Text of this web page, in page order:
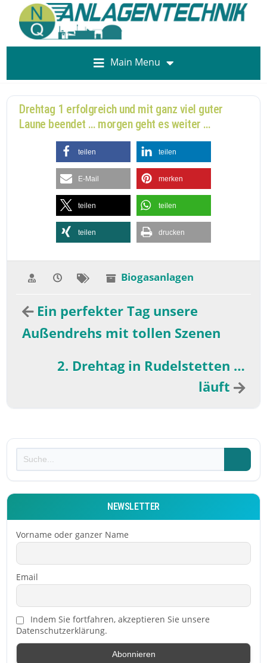
Main Menu
Drehtag 1 erfolgreich und mit ganz viel guter
Laune beendet … morgen geht es weiter …
teilen teilen
E-Mail merken
teilen teilen
teilen drucken
Biogasanlagen
Ein perfekter Tag unsere
Außendrehs mit tollen Szenen
2. Drehtag in Rudelstetten …
läuft
NEWSLETTER
Vorname oder ganzer Name
Email
Indem Sie fortfahren, akzeptieren Sie unsere
Datenschutzerklärung.